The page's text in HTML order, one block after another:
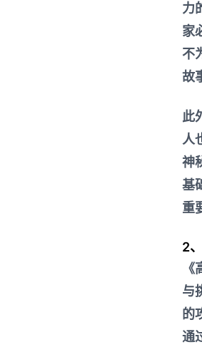
力
家
不
故
此
人
神
基
重
2
与
的
通